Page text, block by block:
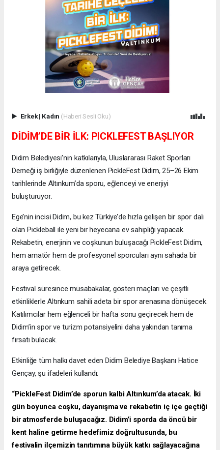
Erkek| Kadın (Haberi Sesli Oku)
DİDİM’DE BİR İLK: PICKLEFEST BAŞLIYOR
Didim Belediyesi’nin katkılarıyla, Uluslararası Raket Sporları
Derneği iş birliğiyle düzenlenen PickleFest Didim, 25–26 Ekim
tarihlerinde Altınkum’da sporu, eğlenceyi ve enerjiyi
buluşturuyor.
Ege’nin incisi Didim, bu kez Türkiye’de hızla gelişen bir spor dalı
olan Pickleball ile yeni bir heyecana ev sahipliği yapacak.
Rekabetin, enerjinin ve coşkunun buluşacağı PickleFest Didim,
hem amatör hem de profesyonel sporcuları aynı sahada bir
araya getirecek.
Festival süresince müsabakalar, gösteri maçları ve çeşitli
etkinliklerle Altınkum sahili adeta bir spor arenasına dönüşecek.
Katılımcılar hem eğlenceli bir hafta sonu geçirecek hem de
Didim’in spor ve turizm potansiyelini daha yakından tanıma
fırsatı bulacak.
Etkinliğe tüm halkı davet eden Didim Belediye Başkanı Hatice
Gençay, şu ifadeleri kullandı:
“PickleFest Didim’de sporun kalbi Altınkum’da atacak. İki
gün boyunca coşku, dayanışma ve rekabetin iç içe geçtiği
bir atmosferde buluşacağız. Didim’i sporda da öncü bir
kent haline getirme hedefimiz doğrultusunda, bu
festivalin ilçemizin tanıtımına büyük katkı sağlayacağına